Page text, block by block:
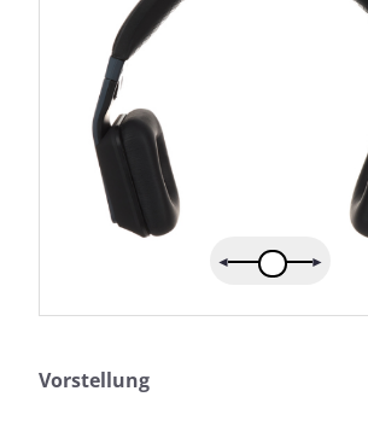
Vorstellung